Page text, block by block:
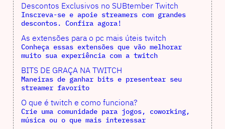
Descontos Exclusivos no SUBtember Twitch
Inscreva-se e apoie streamers com grandes
descontos. Confira agora!
As extensões para o pc mais úteis twitch
Conheça essas extensões que vão melhorar
muito sua experiência com a twitch
BITS DE GRAÇA NA TWITCH
Maneiras de ganhar bits e presentear seu
streamer favorito
O que é twitch e como funciona?
Crie uma comunidade para jogos, coworking,
música ou o que mais interessar